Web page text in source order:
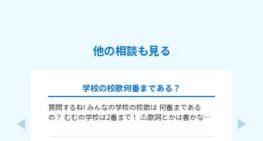
他の相談も見る
学校の校歌何番まである？
質問するね! みんなの学校の校歌は 何番まである
の？ むむの学校は2番まで！ ⚠️歌詞とかは書かない